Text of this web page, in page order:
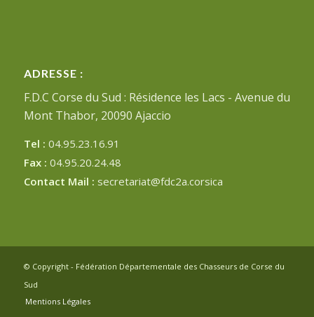
ADRESSE :
F.D.C Corse du Sud : Résidence les Lacs - Avenue du
Mont Thabor, 20090 Ajaccio
Tel : 04.95.23.16.91
Fax : 04.95.20.24.48
Contact Mail : secretariat@fdc2a.corsica
© Copyright - Fédération Départementale des Chasseurs de Corse du
Sud
Mentions Légales